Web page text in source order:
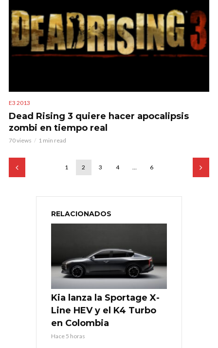
E3 2013
Dead Rising 3 quiere hacer apocalipsis
zombi en tiempo real
70 views 1 min read
1 2 3 4 … 6
RELACIONADOS
Kia lanza la Sportage X-
Line HEV y el K4 Turbo
en Colombia
Hace 5 horas